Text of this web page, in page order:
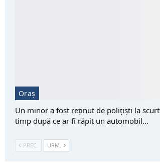
Oraș
Un minor a fost reţinut de polițiști la scurt
timp după ce ar fi răpit un automobil…
PREC. URM.